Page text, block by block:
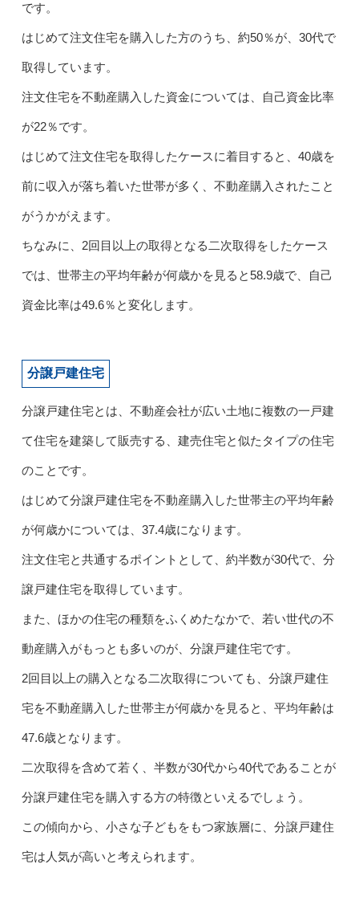
です。
はじめて注文住宅を購入した方のうち、約50％が、30代で
取得しています。
注文住宅を不動産購入した資金については、自己資金比率
が22％です。
はじめて注文住宅を取得したケースに着目すると、40歳を
前に収入が落ち着いた世帯が多く、不動産購入されたこと
がうかがえます。
ちなみに、2回目以上の取得となる二次取得をしたケース
では、世帯主の平均年齢が何歳かを見ると58.9歳で、自己
資金比率は49.6％と変化します。
分譲戸建住宅
分譲戸建住宅とは、不動産会社が広い土地に複数の一戸建
て住宅を建築して販売する、建売住宅と似たタイプの住宅
のことです。
はじめて分譲戸建住宅を不動産購入した世帯主の平均年齢
が何歳かについては、37.4歳になります。
注文住宅と共通するポイントとして、約半数が30代で、分
譲戸建住宅を取得しています。
また、ほかの住宅の種類をふくめたなかで、若い世代の不
動産購入がもっとも多いのが、分譲戸建住宅です。
2回目以上の購入となる二次取得についても、分譲戸建住
宅を不動産購入した世帯主が何歳かを見ると、平均年齢は
47.6歳となります。
二次取得を含めて若く、半数が30代から40代であることが
分譲戸建住宅を購入する方の特徴といえるでしょう。
この傾向から、小さな子どもをもつ家族層に、分譲戸建住
宅は人気が高いと考えられます。